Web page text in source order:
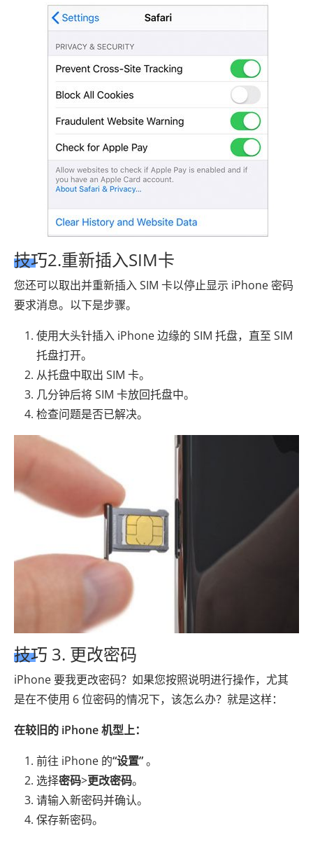
技巧2.重新插入SIM卡
您还可以取出并重新插入 SIM 卡以停止显示 iPhone 密码
要求消息。以下是步骤。
使用大头针插入 iPhone 边缘的 SIM 托盘，直至 SIM
托盘打开。
从托盘中取出 SIM 卡。
几分钟后将 SIM 卡放回托盘中。
检查问题是否已解决。
技巧 3. 更改密码
iPhone 要我更改密码？如果您按照说明进行操作，尤其
是在不使用 6 位密码的情况下，该怎么办？就是这样：
在较旧的 iPhone 机型上：
前往 iPhone 的“设置”。
选择密码>更改密码。
请输入新密码并确认。
保存新密码。